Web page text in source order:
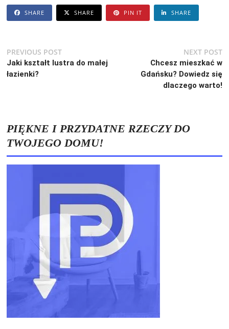
SHARE SHARE PIN IT SHARE
Nawigacja
wpisu
PREVIOUS POSTPrevious
post:
Jaki kształt lustra do małej
łazienki?
NEXT POST
Chcesz mieszkać w
Gdańsku? Dowiedz się
dlaczego warto!
PIĘKNE I PRZYDATNE RZECZY DO
TWOJEGO DOMU!